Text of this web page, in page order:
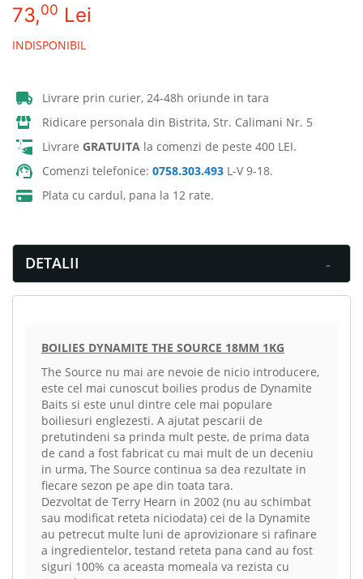
73,00 Lei
INDISPONIBIL
Livrare prin curier, 24-48h oriunde in tara
Ridicare personala din Bistrita, Str. Calimani Nr. 5
Livrare GRATUITA la comenzi de peste 400 LEI.
Comenzi telefonice: 0758.303.493 L-V 9-18.
Plata cu cardul, pana la 12 rate.
DETALII
BOILIES DYNAMITE THE SOURCE 18MM 1KG
The Source nu mai are nevoie de nicio introducere,
este cel mai cunoscut boilies produs de Dynamite
Baits si este unul dintre cele mai populare
boiliesuri englezesti. A ajutat pescarii de
pretutindeni sa prinda mult peste, de prima data
de cand a fost fabricat cu mai mult de un deceniu
in urma, The Source continua sa dea rezultate in
fiecare sezon pe ape din toata tara.
Dezvoltat de Terry Hearn in 2002 (nu au schimbat
sau modificat reteta niciodata) cei de la Dynamite
au petrecut multe luni de aprovizionare si rafinare
a ingredientelor, testand reteta pana cand au fost
siguri 100% ca aceasta momeala va rezista cu